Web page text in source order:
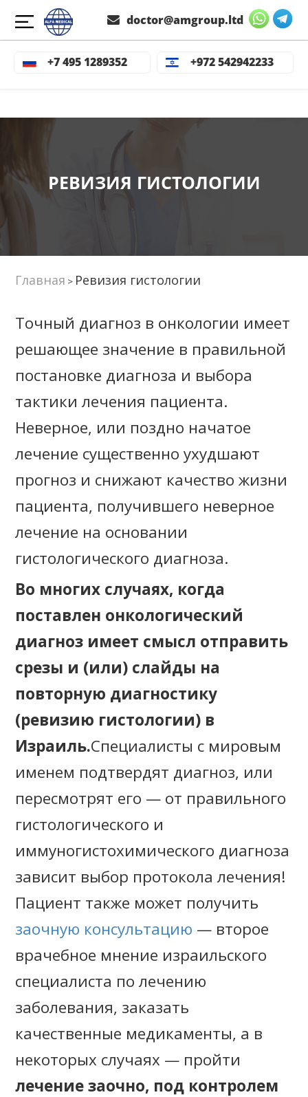
+7 495 1289352 +972 542942233
doctor@amgroup.ltd
РЕВИЗИЯ ГИСТОЛОГИИ
Главная > Ревизия гистологии
Точный диагноз в онкологии имеет
решающее значение в правильной
постановке диагноза и выбора
тактики лечения пациента.
Неверное, или поздно начатое
лечение существенно ухудшают
прогноз и снижают качество жизни
пациента, получившего неверное
лечение на основании
гистологического диагноза.
Во многих случаях, когда
поставлен онкологический
диагноз имеет смысл отправить
срезы и (или) слайды на
повторную диагностику
(ревизию гистологии) в
Израиль.Специалисты с мировым
именем подтвердят диагноз, или
пересмотрят его — от правильного
гистологического и
иммуногистохимического диагноза
зависит выбор протокола лечения!
Пациент также может получить
заочную консультацию — второе
врачебное мнение израильского
специалиста по лечению
заболевания, заказать
качественные медикаменты, а в
некоторых случаях — пройти
лечение заочно, под контролем